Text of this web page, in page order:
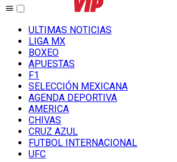
ULTIMAS NOTICIAS
LIGA MX
BOXEO
APUESTAS
F1
SELECCIÓN MEXICANA
AGENDA DEPORTIVA
AMERICA
CHIVAS
CRUZ AZUL
FUTBOL INTERNACIONAL
UFC